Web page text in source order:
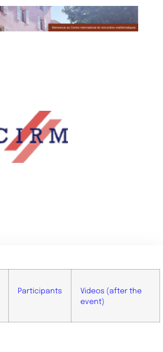
Participants
Videos (after the
event)